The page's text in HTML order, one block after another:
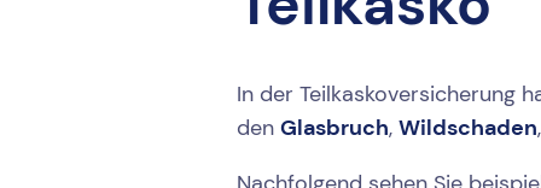
In der Teilkaskoversicherung
den Glasbruch, Wildschaden,